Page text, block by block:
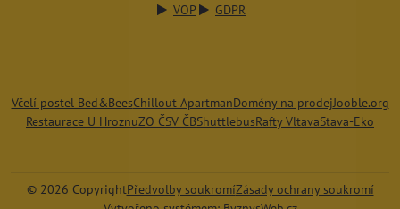
VOP
GDPR
Včelí postel Bed&BeesChillout ApartmanDomény na prodejJooble.org
Restaurace U HroznuZO ČSV ČBShuttlebusRafty VltavaStava-Eko
© 2026 CopyrightPředvolby soukromíZásady ochrany soukromí